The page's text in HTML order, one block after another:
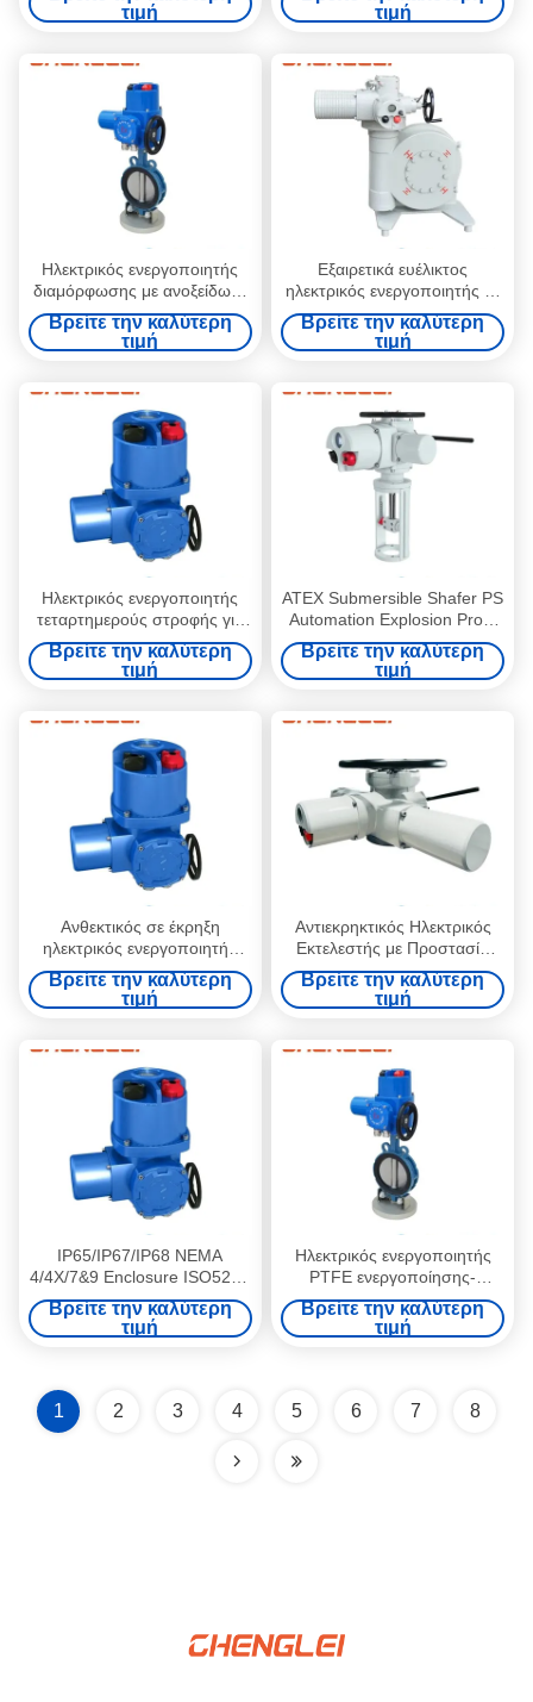
τιμή
περίβλημα NEMA 4/4X/7&9
για περιβάλλοντα -20~+60 oC
τιμή
Ηλεκτρικός ενεργοποιητής
διαμόρφωσης με ανοξείδωτο
χειροτροχό σύνδεσης
φλάντζας ISO5210 και έλεγχο
4-20mA για βαλβίδα και
Βρείτε την καλύτερη
τιμή
Εξαιρετικά ευέλικτος
ηλεκτρικός ενεργοποιητής με
κουτί μετατροπής
σκουληκιού για HVAC και
χειροκίνητη παράκαμψη
Βρείτε την καλύτερη
τιμή
Ηλεκτρικός ενεργοποιητής
τεταρτημερούς στροφής για
βαλβίδες/αποσβέστες/HVAC
με πιστοποίηση IECex
Βρείτε την καλύτερη
τιμή
ATEX Submersible Shafer PS
Automation Explosion Proof
Electric Actuator with
30000/Year Production
Capacity
Βρείτε την καλύτερη
τιμή
Ανθεκτικός σε έκρηξη
ηλεκτρικός ενεργοποιητής
30nm με Profibus/Modbus και
χειροκίνητη παράκαμψη για
σταθμούς παραγωγής
Βρείτε την καλύτερη
τιμή
Αντιεκρηκτικός Ηλεκτρικός
Εκτελεστής με Προστασία
IP65/IP67/IP68, Περίβλημα
NEMA 4/4X/7&9 για
Περιβάλλοντα -20~+60 ºC
Βρείτε την καλύτερη
τιμή
IP65/IP67/IP68 NEMA
4/4X/7&9 Enclosure ISO5210
Thrust Flange Type Electric
Valve Actuator Quarter Turn
Electric Actuator
Βρείτε την καλύτερη
τιμή
Ηλεκτρικός ενεργοποιητής
PTFE ενεργοποίησης-
κλεισίματος χαμηλής ροπής
για HVAC με σύνδεση
φλάντζας
Βρείτε την καλύτερη
τιμή
1 2 3 4 5 6 7 8